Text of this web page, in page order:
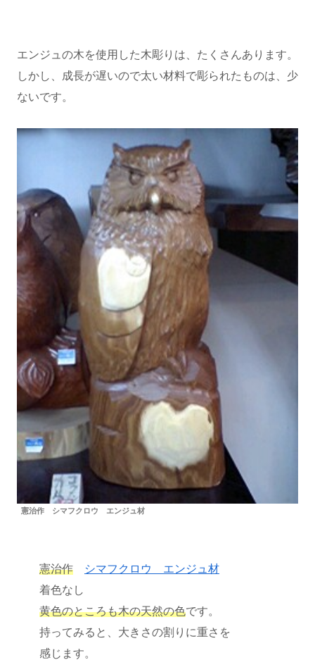
エンジュの木を使用した木彫りは、たくさんあります。
しかし、成長が遅いので太い材料で彫られたものは、少
ないです。
憲治作 シマフクロウ エンジュ材
憲治作
シマフクロウ エンジュ材
着色なし
黄色のところも木の天然の色です。
持ってみると、大きさの割りに重さを
感じます。